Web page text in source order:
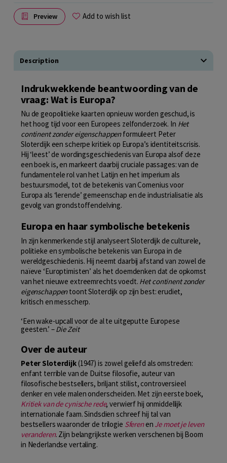
Preview Add to wish list
Description
Indrukwekkende beantwoording van de
vraag: Wat is Europa?
Nu de geopolitieke kaarten opnieuw worden geschud, is
het hoog tijd voor een Europees zelfonderzoek. In Het
continent zonder eigenschappenformuleert Peter
Sloterdijk een scherpe kritiek op Europa’s identiteitscrisis.
Hij ‘leest’ de wordingsgeschiedenis van Europa alsof deze
een boek is, en markeert daarbij cruciale passages: van de
fundamentele rol van het Latijn en het imperium als
bestuursmodel, tot de betekenis van Comenius voor
Europa als ‘lerende’ gemeenschap en de industrialisatie als
gevolg van grondstoffendelving.
Europa en haar symbolische betekenis
In zijn kenmerkende stijl analyseert Sloterdijk de culturele,
politieke en symbolische betekenis van Europa in de
wereldgeschiedenis. Hij neemt daarbij afstand van zowel de
naïeve ‘Europtimisten’ als het doemdenken dat de opkomst
van het nieuwe extreemrechts voedt. Het continent zonder
eigenschappentoont Sloterdijk op zijn best: erudiet,
kritisch en messcherp.
‘Een wake-upcall voor de al te uitgeputte Europese
geesten.’ –Die Zeit
Over de auteur
Peter Sloterdijk(1947) is zowel geliefd als omstreden:
enfant terrible van de Duitse filosofie, auteur van
filosofische bestsellers, briljant stilist, controversieel
denker en vele malen onderscheiden. Met zijn eerste boek,
Kritiek van de cynische rede, verwierf hij onmiddellijk
internationale faam. Sindsdien schreef hij tal van
bestsellers waaronder de trilogie Sferenen Je moet je leven
veranderen. Zijn belangrijkste werken verschenen bij Boom
in Nederlandse vertaling.